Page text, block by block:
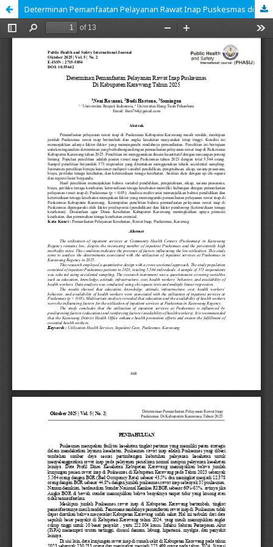
Determinan Pemanfaatan Pelayanan Rawat Inap Puskesmas di Kabupaten Karawang Tahun 2025